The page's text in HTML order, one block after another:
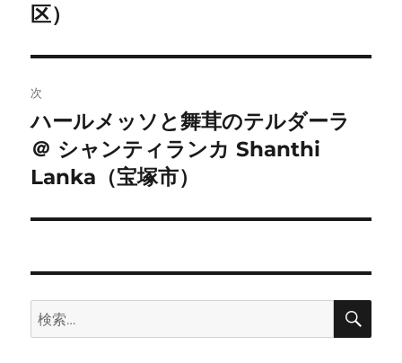
ビ
ゲ
ー
シ
ョ
ン
投
区）
次
次
の
投
ハールメッソと舞茸のテルダーラ
＠ シャンティランカ Shanthi
Lanka（宝塚市）
検
索:
検